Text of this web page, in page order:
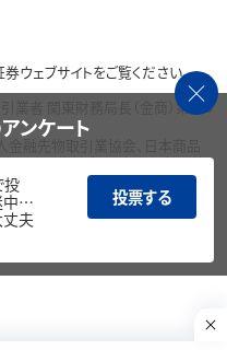
ウェブサイトをご覧ください。
業者 関東財務局長（金商）第195
金融先物取引業協会、日本商品
品取引業協会、一般社団法人資
ンケート
投
中…
夫
投票する